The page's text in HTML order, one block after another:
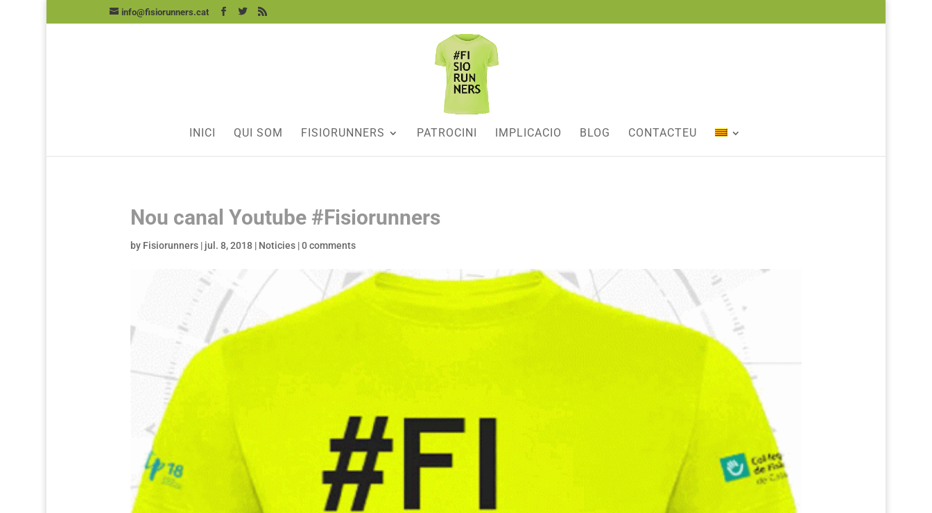
info@fisiorunners.cat
INICI QUI SOM FISIORUNNERS PATROCINI IMPLICACIO BLOG CONTACTEU
Nou canal Youtube #Fisiorunners
by Fisiorunners | jul. 8, 2018 | Noticies |0 comments